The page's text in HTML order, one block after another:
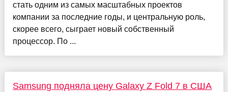
стать одним из самых масштабных проектов
компании за последние годы, и центральную роль,
скорее всего, сыграет новый собственный
процессор. По ...
Samsung подняла цену Galaxy Z Fold 7 в США